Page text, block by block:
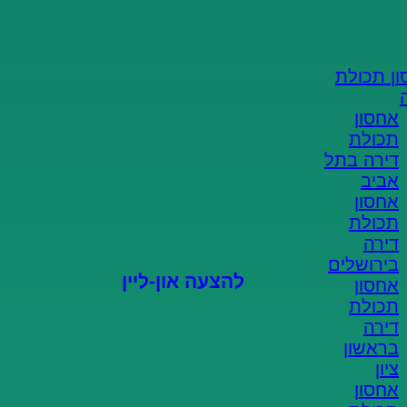
תכולת
אחסון
תכולת
דירה בתל
אביב
אחסון
תכולת
דירה
בירושלים
אחסון
תכולת
דירה
בראשון
ציון
אחסון
להצעה און-ליין